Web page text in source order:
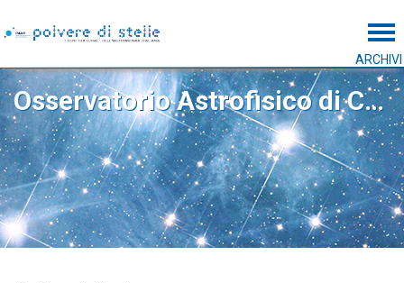
ARCHIVI
Osservatorio Astrofisico di Catania